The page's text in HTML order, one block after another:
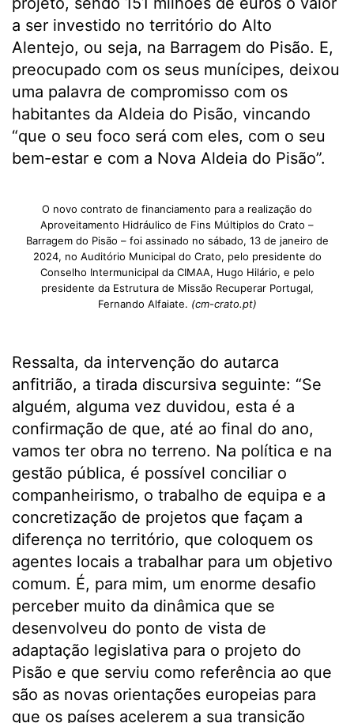
a ser investido no território do Alto
Alentejo, ou seja, na Barragem do Pisão. E,
preocupado com os seus munícipes, deixou
uma palavra de compromisso com os
habitantes da Aldeia do Pisão, vincando
“que o seu foco será com eles, com o seu
bem-estar e com a Nova Aldeia do Pisão”.
O novo contrato de financiamento para a realização do
Aproveitamento Hidráulico de Fins Múltiplos do Crato –
Barragem do Pisão – foi assinado no sábado, 13 de janeiro de
2024, no Auditório Municipal do Crato, pelo presidente do
Conselho Intermunicipal da CIMAA, Hugo Hilário, e pelo
presidente da Estrutura de Missão Recuperar Portugal,
Fernando Alfaiate. (cm-crato.pt)
Ressalta, da intervenção do autarca
anfitrião, a tirada discursiva seguinte: “Se
alguém, alguma vez duvidou, esta é a
confirmação de que, até ao final do ano,
vamos ter obra no terreno. Na política e na
gestão pública, é possível conciliar o
companheirismo, o trabalho de equipa e a
concretização de projetos que façam a
diferença no território, que coloquem os
agentes locais a trabalhar para um objetivo
comum. É, para mim, um enorme desafio
perceber muito da dinâmica que se
desenvolveu do ponto de vista de
adaptação legislativa para o projeto do
Pisão e que serviu como referência ao que
são as novas orientações europeias para
que os países acelerem a sua transição